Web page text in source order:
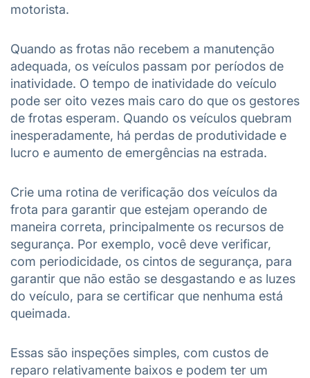
motorista.
Quando as frotas não recebem a manutenção
adequada, os veículos passam por períodos de
inatividade. O tempo de inatividade do veículo
pode ser oito vezes mais caro do que os gestores
de frotas esperam. Quando os veículos quebram
inesperadamente, há perdas de produtividade e
lucro e aumento de emergências na estrada.
Crie uma rotina de verificação dos veículos da
frota para garantir que estejam operando de
maneira correta, principalmente os recursos de
segurança. Por exemplo, você deve verificar,
com periodicidade, os cintos de segurança, para
garantir que não estão se desgastando e as luzes
do veículo, para se certificar que nenhuma está
queimada.
Essas são inspeções simples, com custos de
reparo relativamente baixos e podem ter um